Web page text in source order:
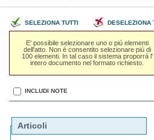
SELEZIONA TUTTI DESELEZIONA
E' possibile selezionare uno o piú elementi
dell'atto. Non é consentito selezionare piú di
100 elementi. In tal caso il sistema proporrá l'
intero documento nel formato richiesto.
INCLUDI NOTE
Articoli